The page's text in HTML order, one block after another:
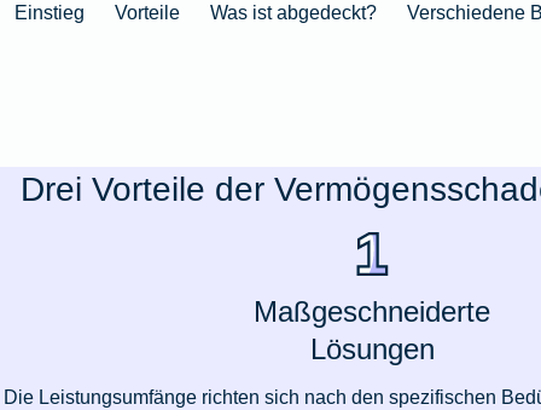
Einstieg Vorteile Was ist abgedeckt? Verschiedene
Drei Vorteile der
Maßgeschneiderte
Lösungen
Die Leistungsumfänge richten sich nach den spezifischen